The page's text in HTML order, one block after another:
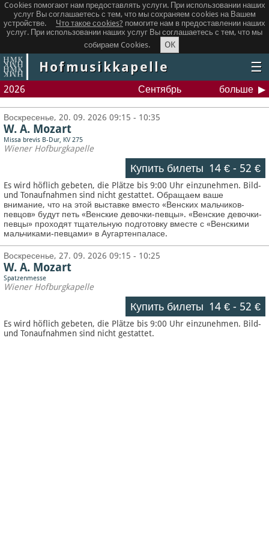
Cookies помогают нам предоставлять услуги. При использовании наших
услуг Вы соглашаетесь с тем, что мы сохраняем сookies на Вашем
устройстве.
Что такое сookies? помогите нам в предоставлении наших
услуг. При использовании наших услуг Вы соглашаетесь с тем, что мы
собираем Cookies.
OK
Hofmusikkapelle ☰
2026 Сентябрь больше
Воскресенье, 20. 09. 2026 09:15 - 10:35
W. A. Mozart
Missa brevis B-Dur, KV 275
Wiener Hofburgkapelle
Купить билеты 14 €- 52 €
Es wird höflich gebeten, die Plätze bis 9:00 Uhr einzunehmen. Bild-
und Tonaufnahmen sind nicht gestattet.Обращаем ваше
внимание, что на этой выставке вместо «Венских мальчиков-
певцов» будут петь «Венские девочки-певцы». «Венские девочки-
певцы» проходят тщательную подготовку вместе с «Венскими
мальчиками-певцами» в Аугартенпаласе.
Воскресенье, 27. 09. 2026 09:15 - 10:25
W. A. Mozart
Spatzenmesse
Wiener Hofburgkapelle
Купить билеты 14 €- 52 €
Es wird höflich gebeten, die Plätze bis 9:00 Uhr einzunehmen. Bild-
und Tonaufnahmen sind nicht gestattet.